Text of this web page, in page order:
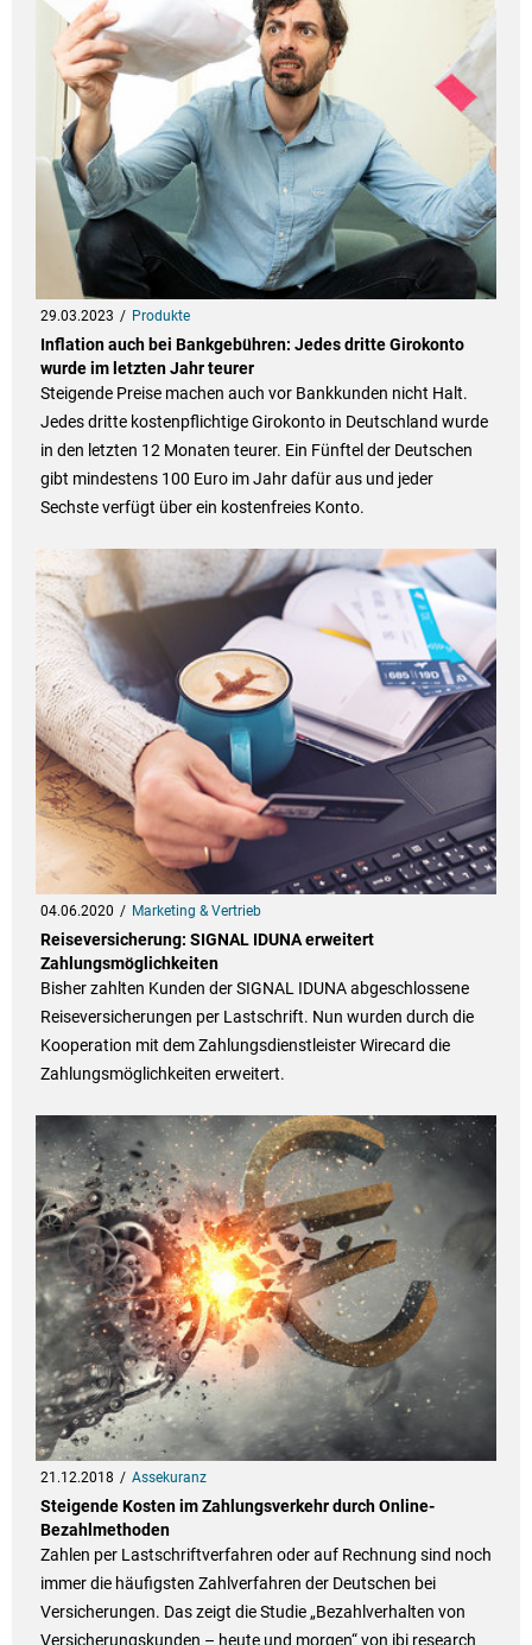
29.03.2023 Produkte
Inflation auch bei Bankgebühren: Jedes dritte Girokonto
wurde im letzten Jahr teurer
Steigende Preise machen auch vor Bankkunden nicht Halt.
Jedes dritte kostenpflichtige Girokonto in Deutschland wurde
in den letzten 12 Monaten teurer. Ein Fünftel der Deutschen
gibt mindestens 100 Euro im Jahr dafür aus und jeder
Sechste verfügt über ein kostenfreies Konto.
04.06.2020 Marketing & Vertrieb
Reiseversicherung: SIGNAL IDUNA erweitert
Zahlungsmöglichkeiten
Bisher zahlten Kunden der SIGNAL IDUNA abgeschlossene
Reiseversicherungen per Lastschrift. Nun wurden durch die
Kooperation mit dem Zahlungsdienstleister Wirecard die
Zahlungsmöglichkeiten erweitert.
21.12.2018 Assekuranz
Steigende Kosten im Zahlungsverkehr durch Online-
Bezahlmethoden
Zahlen per Lastschriftverfahren oder auf Rechnung sind noch
immer die häufigsten Zahlverfahren der Deutschen bei
Versicherungen. Das zeigt die Studie „Bezahlverhalten von
Versicherungskunden – heute und morgen“ von ibi research